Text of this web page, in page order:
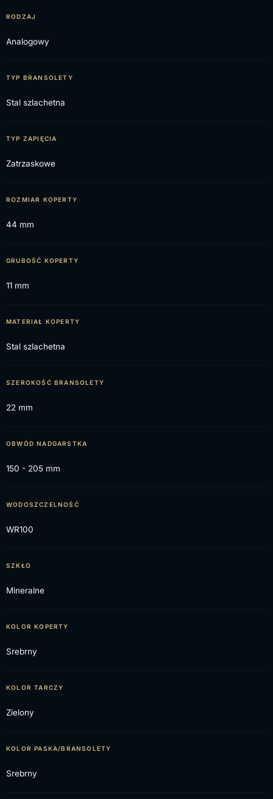
RODZAJ
Analogowy
TYP BRANSOLETY
Stal szlachetna
TYP ZAPIĘCIA
Zatrzaskowe
ROZMIAR KOPERTY
44 mm
GRUBOŚĆ KOPERTY
11 mm
MATERIAŁ KOPERTY
Stal szlachetna
SZEROKOŚĆ BRANSOLETY
22 mm
OBWÓD NADGARSTKA
150 - 205 mm
WODOSZCZELNOŚĆ
WR100
SZKŁO
Mineralne
KOLOR KOPERTY
Srebrny
KOLOR TARCZY
Zielony
KOLOR PASKA/BRANSOLETY
Srebrny